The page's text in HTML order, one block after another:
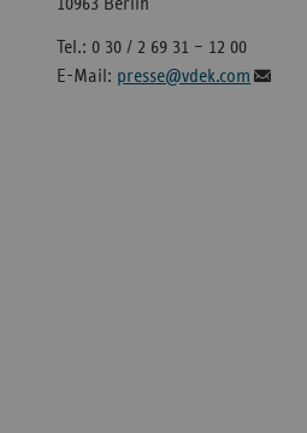
Tel.: 0 30 / 2 69 31 – 12 00
E-Mail: presse@vdek.com